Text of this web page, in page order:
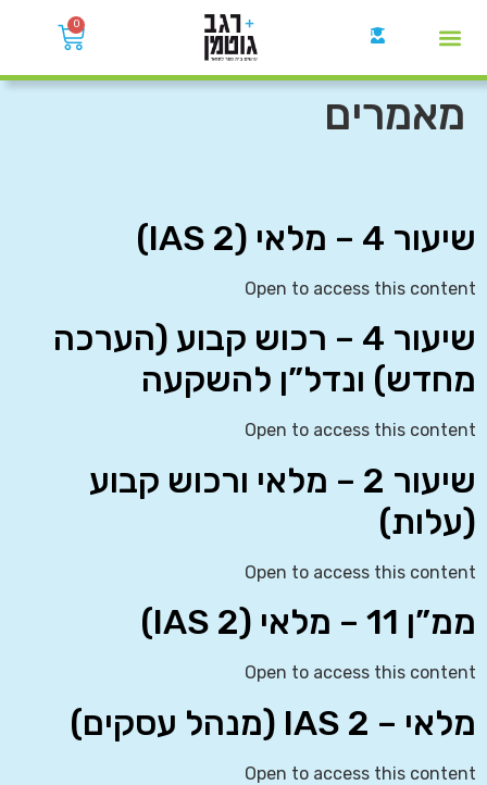
0
מאמרים
שיעור 4 – מלאי (IAS 2)
Open to access this content
שיעור 4 – רכוש קבוע (הערכה
מחדש) ונדל”ן להשקעה
Open to access this content
שיעור 2 – מלאי ורכוש קבוע
(עלות)
Open to access this content
ממ”ן 11 – מלאי (IAS 2)
Open to access this content
מלאי – IAS 2 (מנהל עסקים)
Open to access this content